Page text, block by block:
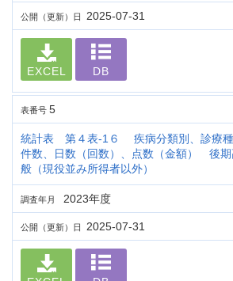
公開（更新）日 2025-07-31
EXCEL DB
表番号 5
統計表 第４表-1６ 疾病分類別、診療種
件数、日数（回数）、点数（金額） 後
般（現役並み所得者以外）
調査年月 2023年度
公開（更新）日 2025-07-31